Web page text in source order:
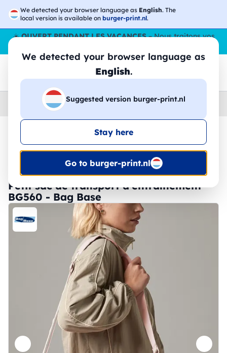
We detected your browser language as English. The
local version is available on burger-print.nl.
We detected your browser language as
English.
Suggested version burger-print.nl
Stay here
Go to burger-print.nl
☀️OUVERT PENDANT LES VACANCES– Nous traitons vos
Accessoires › sacs-personnalises
🔥 Impression DTF à -30 %
Petit sac de transport d'entraînement -
BG560 - Bag Base